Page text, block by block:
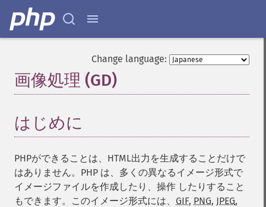
Change language:
画像処理 (GD)
はじめに
PHPができることは、HTML出力を生成することだけで
はありません。PHP は、多くの異なるイメージ形式で
イメージファイルを作成したり、操作 したりすること
もできます。このイメージ形式には、 GIF, PNG, JPEG,